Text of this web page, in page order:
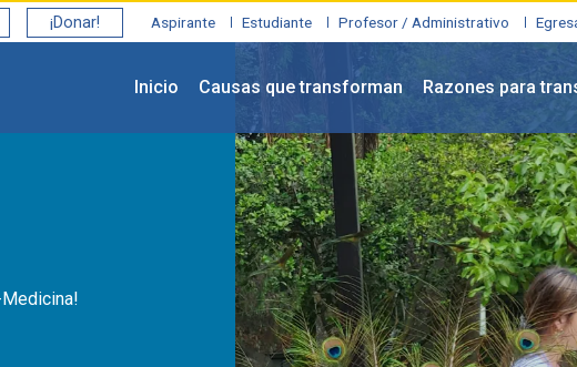
Aspirante Estudiante Profesor / Administrativo
¡Donar!
Inicio Causas que transforman Razones para